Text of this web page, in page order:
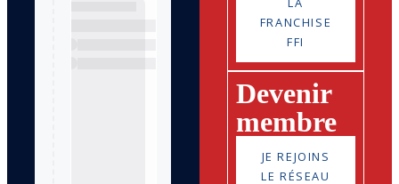
FRANCHISE
FFI
Devenir
membre
JE REJOINS
LE RÉSEAU